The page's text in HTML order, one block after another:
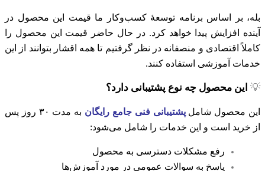
بله، بر اساس برنامه توسعهٔ کسب‌و‌کار ما قیمت این محصول در
آینده افزایش پیدا خواهد کرد. در حال حاضر قیمت این محصول را
کاملاً اقتصادی و منصفانه در نظر گرفتیم تا همه اقشار بتوانند از این
خدمات آموزشی استفاده کنند.
💡 این محصول چه نوع پشتیبانی دارد؟
این محصول شاملپشتیبانی فنی جامع رایگان
به مدت ۳۰ روز پس
از خرید است و این خدمات را شامل می‌شود:
رفع مشکلات دسترسی به محصول
پاسخ به سوالات عمومی در مورد آموزش‌ها